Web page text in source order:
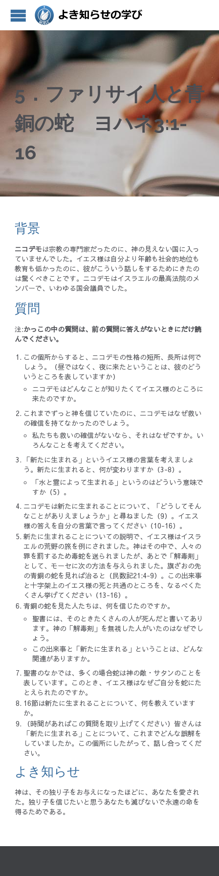
5．ファリサイ人と青
銅の蛇 ヨハネ3:1-
16
背景
ニコデモは宗教の専門家だったのに、神の見えない国に入っ
ていませんでした。イエス様は自分より年齢も社会的地位も
教育も低かったのに、彼がこういう話しをするためにきたの
は驚くべきことです。ニコデモはイスラエルの最高法院のメ
ンバーで、いわゆる国会議員でした。
質問
注:かっこの中の質問は、前の質問に答えがないときにだけ読
んでください。
この個所からすると、ニコデモの性格の短所、長所は何で
しょう。（昼ではなく、夜に来たということは、彼のどう
いうところを表していますか）
ニコデモはどんなことが知りたくてイエス様のところに
来たのですか。
これまでずっと神を信じていたのに、ニコデモはなぜ救い
の確信を持てなかったのでしょう。
私たちも救いの確信がないなら、それはなぜですか。い
ろんなことを考えてください。
「新たに生まれる」というイエス様の言葉を考えましょ
う。新たに生まれると、何が変わりますか（3-8）。
「水と霊によって生まれる」というのはどういう意味で
すか（5）。
ニコデモは新たに生まれることについて、「どうしてそん
なことがありえましょうか」と尋ねました（9）。イエス
様の答えを自分の言葉で言ってください（10-16）。
新たに生まれることについての説明で、イエス様はイスラ
エルの荒野の旅を例にされました。神はその中で、人々の
罪を罰するため毒蛇を送られましたが、あとで「解毒剤」
として、モーセに次の方法を与えられました。旗ざおの先
の青銅の蛇を見れば治ると（民数記21:4-9）。この出来事
と十字架上のイエス様の死と共通のところを、なるべくた
くさん挙げてください（13-16）。
青銅の蛇を見た人たちは、何を信じたのですか。
聖書には、そのときたくさんの人が死んだと書いてあり
ます。神の「解毒剤」を無視した人がいたのはなぜでし
ょう。
この出来事と「新たに生まれる」ということは、どんな
関連がありますか。
聖書のなかでは、多くの場合蛇は神の敵・サタンのことを
表しています。このとき、イエス様はなぜご自分を蛇にた
とえられたのですか。
16節は新たに生まれることについて、何を教えています
か。
（時間があればこの質問を取り上げてください）皆さんは
「新たに生まれる」ことについて、これまでどんな誤解を
していましたか。この個所にしたがって、話し合ってくだ
さい。
よき知らせ
神は、その独り子をお与えになったほどに、あなたを愛され
た。独り子を信じたいと思うあなたも滅びないで永遠の命を
得るためである。